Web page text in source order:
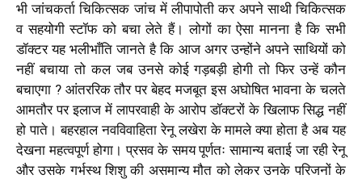
भी जांचकर्ता चिकित्सक जांच में लीपापोती कर अपने साथी चिकित्सक
व सहयोगी स्टॉफ को बचा लेते हैं। लोगों का ऐसा मानना है कि सभी
डॉक्टर यह भलीभाँति जानते है कि आज अगर उन्होंने अपने साथियों को
नहीं बचाया तो कल जब उनसे कोई गड़बड़ी होगी तो फिर उन्हें कौन
बचाएगा ? आंतररिक तौर पर बेहद मजबूत इस अघोषित भावना के चलते
आमतौर पर इलाज में लापरवाही के आरोप डॉक्टरों के खिलाफ सिद्ध नहीं
हो पाते। बहरहाल नवविवाहिता रेनू लखेरा के मामले क्या होता है अब यह
देखना महत्वपूर्ण होगा। प्रसव के समय पूर्णतः सामान्य बताई जा रही रेनू
और उसके गर्भस्थ शिशु की असमान्य मौत को लेकर उनके परिजनों के